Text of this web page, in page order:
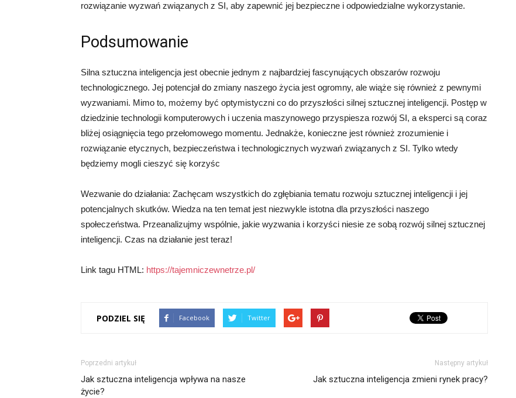
rozwiązanie wyzwań związanych z SI, aby zapewnić jej bezpieczne i odpowiedzialne wykorzystanie.
Podsumowanie
Silna sztuczna inteligencja jest obecnie jednym z najbardziej fascynujących obszarów rozwoju
technologicznego. Jej potencjał do zmiany naszego życia jest ogromny, ale wiąże się również z pewnymi
wyzwaniami. Mimo to, możemy być optymistyczni co do przyszłości silnej sztucznej inteligencji. Postęp w
dziedzinie technologii komputerowych i uczenia maszynowego przyspiesza rozwój SI, a eksperci są coraz
bliżej osiągnięcia tego przełomowego momentu. Jednakże, konieczne jest również zrozumienie i
rozwiązanie etycznych, bezpieczeństwa i technologicznych wyzwań związanych z SI. Tylko wtedy
będziemy mogli cieszyć się korzyśc
Wezwanie do działania: Zachęcam wszystkich do zgłębiania tematu rozwoju sztucznej inteligencji i jej
potencjalnych skutków. Wiedza na ten temat jest niezwykle istotna dla przyszłości naszego
społeczeństwa. Przeanalizujmy wspólnie, jakie wyzwania i korzyści niesie ze sobą rozwój silnej sztucznej
inteligencji. Czas na działanie jest teraz!
Link tagu HTML: https://tajemniczewnetrze.pl/
PODZIEL SIĘ Facebook Twitter
Poprzedni artykuł
Jak sztuczna inteligencja wpływa na nasze
życie?
Następny artykuł
Jak sztuczna inteligencja zmieni rynek pracy?